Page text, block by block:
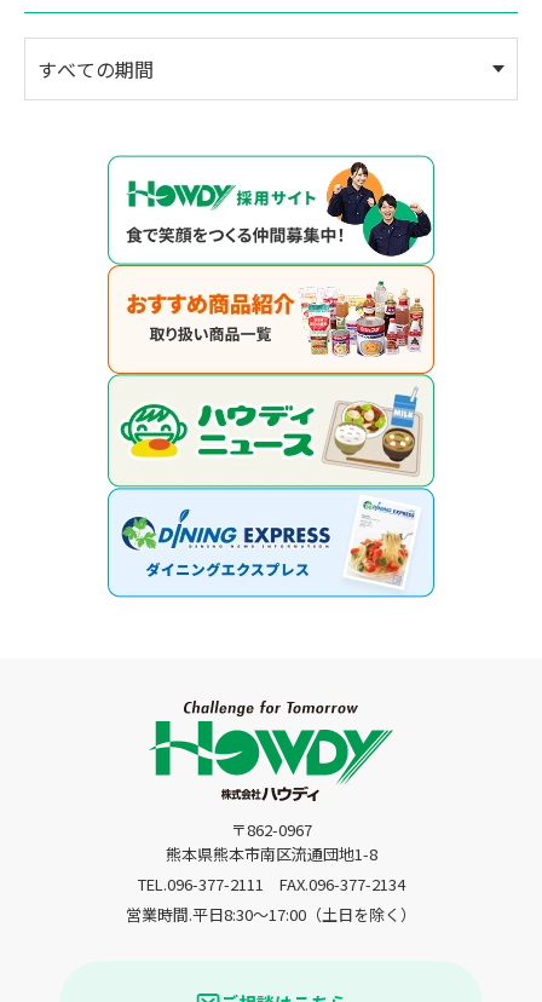
〒862-0967
熊本県熊本市南区流通団地1-8
TEL.096-377-2111
FAX.096-377-2134
営業時間.平日8:30〜17:00（土日を除く）